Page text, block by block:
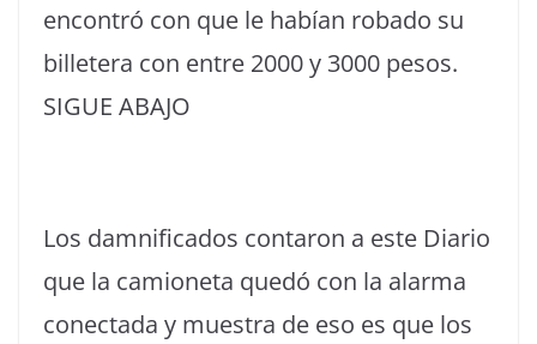
encontró con que le habían robado su
billetera con entre 2000 y 3000 pesos.
SIGUE ABAJO
Los damnificados contaron a este Diario
que la camioneta quedó con la alarma
conectada y muestra de eso es que los